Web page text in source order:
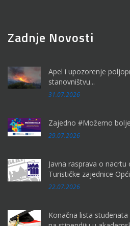
Zadnje Novosti
Apel i upozorenje
stanovništvu...
31.07.2026
Zajedno #Možemo
29.07.2026
Javna rasprava o
Turističke zajednice
22.07.2026
Konačna lista